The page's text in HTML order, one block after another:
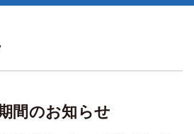
間のお知らせ